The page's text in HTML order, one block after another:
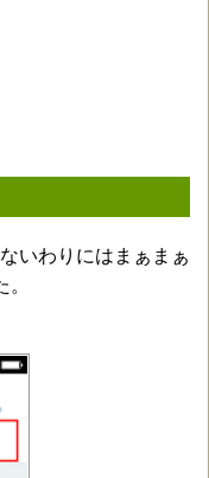
いわりにはまぁまぁ